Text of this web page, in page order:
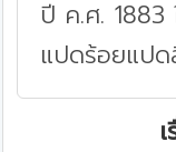
ปี ค.ศ. 1883
แปดร้อยแป